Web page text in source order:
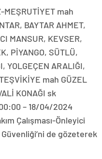
MEŞRUTİYET mah
BAYTAR AHMET,
MANSUR, KEVSER,
PİYANGO, SÜTLÜ,
YOLGEÇEN ARALIĞI,
mah GÜZEL
KONAĞI sk
– 18/04/2024
Çalışması-Önleyici
Güvenliği’ni de gözeterek